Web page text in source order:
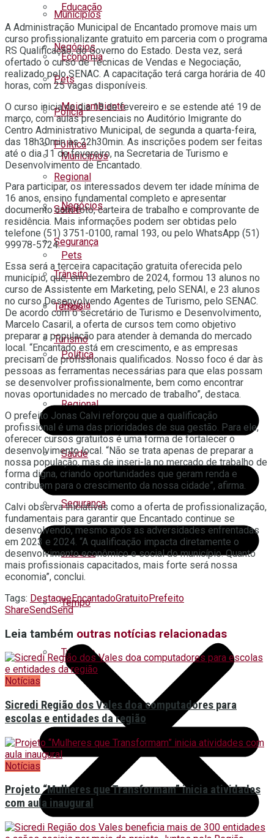
Educação
Economia
Meio ambiente
Municípios
Negócios
Pets
Polícia
Política
Regional
Saúde
Segurança
Trânsito
Tempo
Turismo
Municípios
Negócios
Pets
Polícia
Política
Regional
Saúde
Segurança
Trânsito
Tempo
Turismo
A Administração Municipal de Encantado promove mais um
curso profissionalizante gratuito em parceria com o programa
RS Qualificação, do Governo do Estado. Desta vez, será
ofertado o curso de Técnicas de Vendas e Negociação,
realizado pelo SENAC. A capacitação terá carga horária de 40
horas, com 25 vagas disponíveis.
O curso inicia no dia 18 de fevereiro e se estende até 19 de
março, com aulas presenciais no Auditório Imigrante do
Centro Administrativo Municipal, de segunda a quarta-feira,
das 18h30min às 22h30min. As inscrições podem ser feitas
até o dia 11 de fevereiro, na Secretaria de Turismo e
Desenvolvimento de Encantado.
Para participar, os interessados devem ter idade mínima de
16 anos, ensino fundamental completo e apresentar
documento com foto, carteira de trabalho e comprovante de
residência. Mais informações podem ser obtidas pelo
telefone (51) 3751-0100, ramal 193, ou pelo WhatsApp (51)
99978-5724.
Essa será a terceira capacitação gratuita oferecida pelo
município, que, em dezembro de 2024, formou 13 alunos no
curso de Assistente em Marketing, pelo SENAI, e 23 alunos
no curso Desenvolvendo Agentes de Turismo, pelo SENAC.
De acordo com o secretário de Turismo e Desenvolvimento,
Marcelo Casaril, a oferta de cursos tem como objetivo
preparar a população para atender à demanda do mercado
local. “Encantado está em crescimento, e as empresas
precisam de profissionais qualificados. Nosso foco é dar às
pessoas as ferramentas necessárias para que elas possam
se desenvolver profissionalmente, bem como encontrar
novas oportunidades no mercado de trabalho”, destaca.
O prefeito Jonas Calvi reforçou que a qualificação
profissional é uma das prioridades de sua gestão. Para ele,
oferecer cursos gratuitos é uma forma de fortalecer o
desenvolvimento local. “Não se trata apenas de preparar a
nossa população, mas de inseri-la no mercado de trabalho de
forma digna, criando oportunidades que geram renda e
contribuem para o crescimento da nossa cidade”, afirma.
Calvi observa iniciativas como a oferta de profissionalização,
fundamentais para garantir que Encantado continue se
desenvolvendo, mesmo após as adversidades enfrentadas
em 2023 e 2024. “A qualificação impacta diretamente o
desenvolvimento econômico e social do município. Quanto
mais profissionais capacitados, mais forte será nossa
economia”, conclui.
Tags: DestaqueEncantadoGratuitoPrefeito
ShareSendSend
Leia também outras notícias relacionadas
Notícias
Sicredi Região dos Vales doa computadores para
escolas e entidades da região
Notícias
Projeto “Mulheres que Transformam” inicia atividades
com aula inaugural